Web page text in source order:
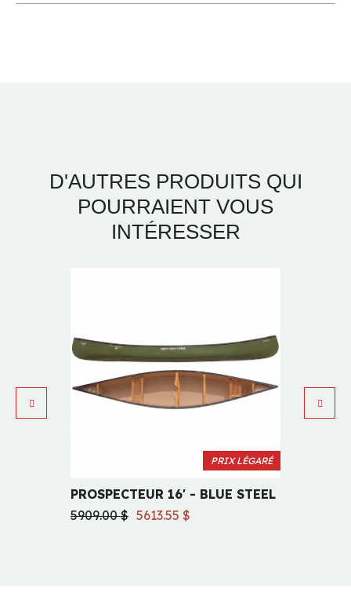
D'AUTRES PRODUITS QUI
POURRAIENT VOUS
INTÉRESSER
PRIX LÉGARÉ
PROSPECTEUR 16' - BLUE STEEL
5909.00 $ 5613.55 $